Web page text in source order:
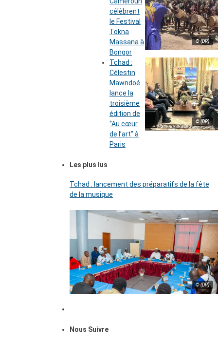
© (DR)
célèbrent
le Festival
Tokna
Massana à
Bongor
© (DR)
Tchad :
Célestin
Mawndoé
lance la
troisième
édition de
‘’Au cœur
de l’art’’ à
Paris
Les plus lus
Tchad : lancement des préparatifs de la fête
de la musique
© (DR)
Nous Suivre